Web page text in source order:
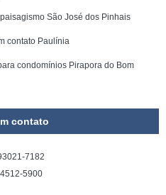
São José dos Pinhais
contato Paulínia
condomínios Pirapora do Bom
contato
7182
5900